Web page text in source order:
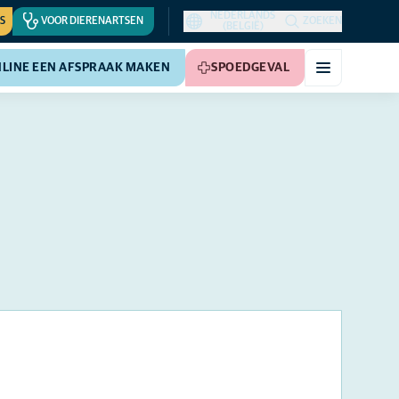
VOOR DIERENARTSEN
NEDERLANDS
(BELGIË)
ZOEKEN
EEN AFSPRAAK MAKEN SPOEDGEVAL